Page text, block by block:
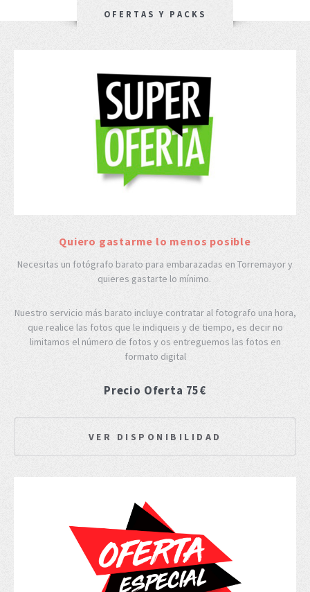
OFERTAS Y PACKS
Quiero gastarme lo menos posible
Necesitas un fotógrafo barato para embarazadas en Torremayor y
quieres gastarte lo mínimo.
Nuestro servicio más barato incluye contratar al fotografo una hora,
que realice las fotos que le indiqueis y de tiempo, es decir no
limitamos el número de fotos y os entreguemos las fotos en
formato digital
Precio Oferta 75€
VER DISPONIBILIDAD